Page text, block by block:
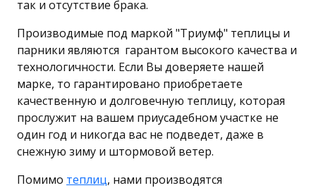
так и отсутствие брака.
Производимые под маркой "Триумф" теплицы и
парники являются гарантом высокого качества и
технологичности. Если Вы доверяете нашей
марке, то гарантировано приобретаете
качественную и долговечную теплицу, которая
прослужит на вашем приусадебном участке не
один год и никогда вас не подведет, даже в
снежную зиму и штормовой ветер.
Помимо теплиц, нами производятся